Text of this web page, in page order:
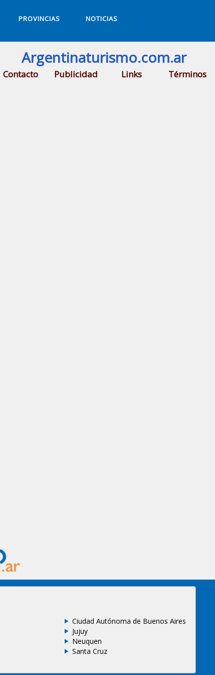
PROVINCIAS NOTICIAS
Argentinaturismo.com.ar
Contacto Publicidad Links Términos
Ciudad Autónoma de Buenos Aires
Jujuy
Neuquen
Santa Cruz